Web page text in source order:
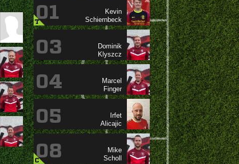


01
T


03


04


05


08
C